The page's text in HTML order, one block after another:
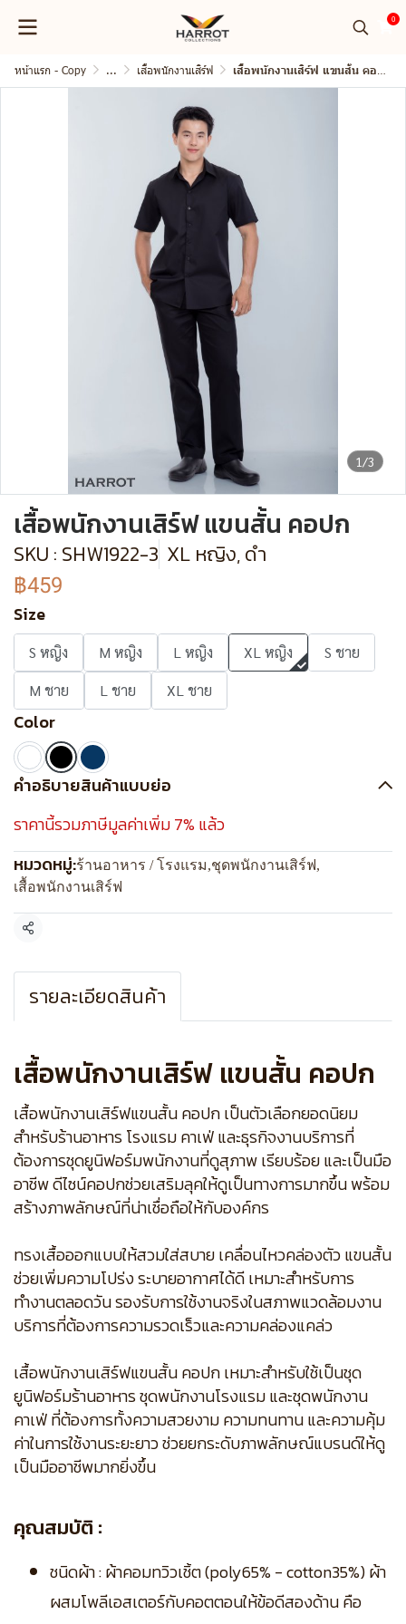
0
หน้าแรก - Copy ... เสื้อพนักงานเสิร์ฟ เสื้อพนักงานเสิร์ฟ แขนสั้น คอปก
1/3
เสื้อพนักงานเสิร์ฟ แขนสั้น คอปก
SKU : SHW1922-3 XL หญิง, ดำ
฿459
Size
S หญิง M หญิง L หญิง XL หญิง
S ชาย
M ชาย
L ชาย XL ชาย
Color
คำอธิบายสินค้าแบบย่อ
ราคานี้รวมภาษีมูลค่าเพิ่ม 7% แล้ว
หมวดหมู่:ร้านอาหาร / โรงแรม,ชุดพนักงานเสิร์ฟ,
เสื้อพนักงานเสิร์ฟ
แชร์
รายละเอียดสินค้า
เสื้อพนักงานเสิร์ฟ แขนสั้น คอปก
เสื้อพนักงานเสิร์ฟแขนสั้น คอปก เป็นตัวเลือกยอดนิยม
สำหรับร้านอาหาร โรงแรม คาเฟ่ และธุรกิจงานบริการที่
ต้องการชุดยูนิฟอร์มพนักงานที่ดูสุภาพ เรียบร้อย และเป็นมือ
อาชีพ ดีไซน์คอปกช่วยเสริมลุคให้ดูเป็นทางการมากขึ้น พร้อม
สร้างภาพลักษณ์ที่น่าเชื่อถือให้กับองค์กร
ทรงเสื้อออกแบบให้สวมใส่สบาย เคลื่อนไหวคล่องตัว แขนสั้น
ช่วยเพิ่มความโปร่ง ระบายอากาศได้ดี เหมาะสำหรับการ
ทำงานตลอดวัน รองรับการใช้งานจริงในสภาพแวดล้อมงาน
บริการที่ต้องการความรวดเร็วและความคล่องแคล่ว
เสื้อพนักงานเสิร์ฟแขนสั้น คอปก เหมาะสำหรับใช้เป็นชุด
ยูนิฟอร์มร้านอาหาร ชุดพนักงานโรงแรม และชุดพนักงาน
คาเฟ่ ที่ต้องการทั้งความสวยงาม ความทนทาน และความคุ้ม
ค่าในการใช้งานระยะยาว ช่วยยกระดับภาพลักษณ์แบรนด์ให้ดู
เป็นมืออาชีพมากยิ่งขึ้น
คุณสมบัติ :
ชนิดผ้า : ผ้าคอมทวิวเชิ้ต (poly65% - cotton35%) ผ้า
ผสมโพลีเอสเตอร์กับคอตตอนให้ข้อดีสองด้าน คือ